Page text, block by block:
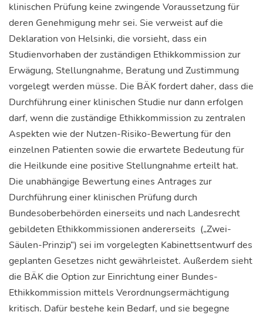
klinischen Prüfung keine zwingende Voraussetzung für
deren Genehmigung mehr sei. Sie verweist auf die
Deklaration von Helsinki, die vorsieht, dass ein
Studienvorhaben der zuständigen Ethikkommission zur
Erwägung, Stellungnahme, Beratung und Zustimmung
vorgelegt werden müsse. Die BÄK fordert daher, dass die
Durchführung einer klinischen Studie nur dann erfolgen
darf, wenn die zuständige Ethikkommission zu zentralen
Aspekten wie der Nutzen-Risiko-Bewertung für den
einzelnen Patienten sowie die erwartete Bedeutung für
die Heilkunde eine positive Stellungnahme erteilt hat.
Die unabhängige Bewertung eines Antrages zur
Durchführung einer klinischen Prüfung durch
Bundesoberbehörden einerseits und nach Landesrecht
gebildeten Ethikkommissionen andererseits („Zwei-
Säulen-Prinzip“) sei im vorgelegten Kabinettsentwurf des
geplanten Gesetzes nicht gewährleistet. Außerdem sieht
die BÄK die Option zur Einrichtung einer Bundes-
Ethikkommission mittels Verordnungsermächtigung
kritisch. Dafür bestehe kein Bedarf, und sie begegne